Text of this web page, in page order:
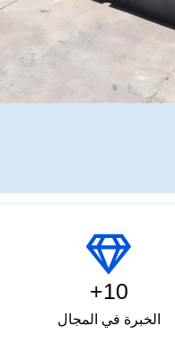
10+
الخبرة في المجال